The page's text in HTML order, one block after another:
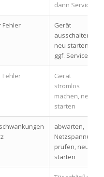
dann Service
Fehler
Gerät
ausschalten,
neu starten,
ggf. Service
Fehler
Gerät
stromlos
machen, neu
starten
abwarten,
Netzspannung
prüfen, neu
starten